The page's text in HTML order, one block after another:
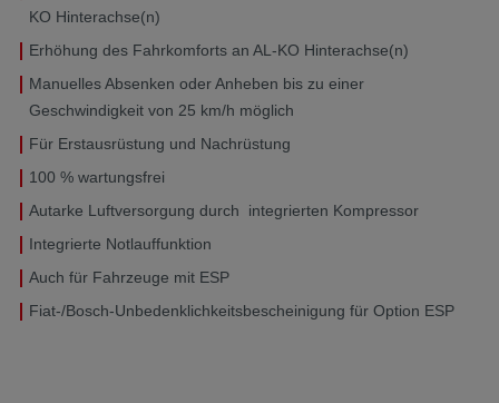
KO Hinterachse(n)
Erhöhung des Fahrkomforts an AL-KO Hinterachse(n)
Manuelles Absenken oder Anheben bis zu einer
Geschwindigkeit von 25 km/h möglich
Für Erstausrüstung und Nachrüstung
100 % wartungsfrei
Autarke Luftversorgung durch integrierten Kompressor
Integrierte Notlauffunktion
Auch für Fahrzeuge mit ESP
Fiat-/Bosch-Unbedenklichkeitsbescheinigung für Option ESP